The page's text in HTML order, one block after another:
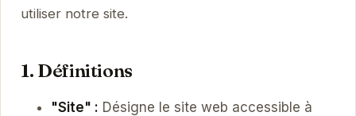
utiliser notre site.
1. Définitions
"Site" : Désigne le site web accessible à